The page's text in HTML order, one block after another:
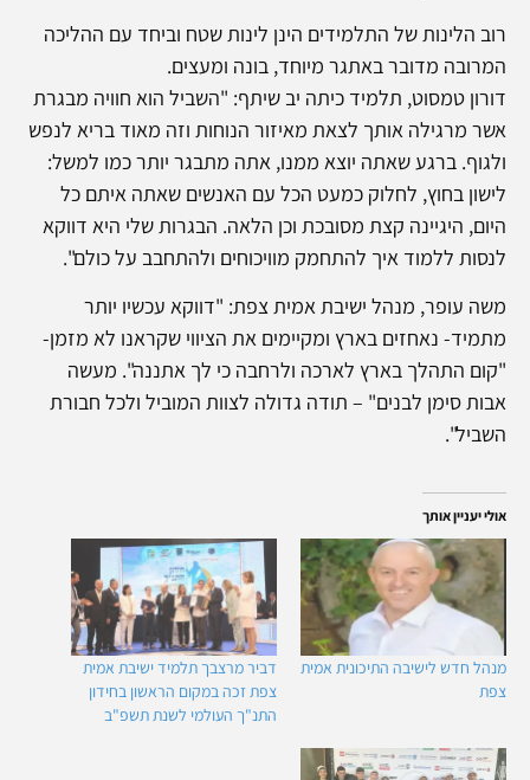
רוב הלינות של התלמידים הינן לינות שטח וביחד עם ההליכה
המרובה מדובר באתגר מיוחד, בונה ומעצים.
דורון טמסוט, תלמיד כיתה יב שיתף: "השביל הוא חוויה מבגרת
אשר מרגילה אותך לצאת מאיזור הנוחות וזה מאוד בריא לנפש
ולגוף. ברגע שאתה יוצא ממנו, אתה מתבגר יותר כמו למשל:
לישון בחוץ, לחלוק כמעט הכל עם האנשים שאתה איתם כל
היום, היגיינה קצת מסובכת וכן הלאה. הבגרות שלי היא דווקא
לנסות ללמוד איך להתחמק מוויכוחים ולהתחבב על כולם".
משה עופר, מנהל ישיבת אמית צפת: "דווקא עכשיו יותר
מתמיד- נאחזים בארץ ומקיימים את הציווי שקראנו לא מזמן-
"קום התהלך בארץ לארכה ולרחבה כי לך אתננה". מעשה
אבות סימן לבנים" – תודה גדולה לצוות המוביל ולכל חבורת
השביל".
אולי יעניין אותך
מנהל חדש לישיבה התיכונית אמית
צפת
דביר מרצבך תלמיד ישיבת אמית
צפת זכה במקום הראשון בחידון
התנ"ך העולמי לשנת תשפ"ב